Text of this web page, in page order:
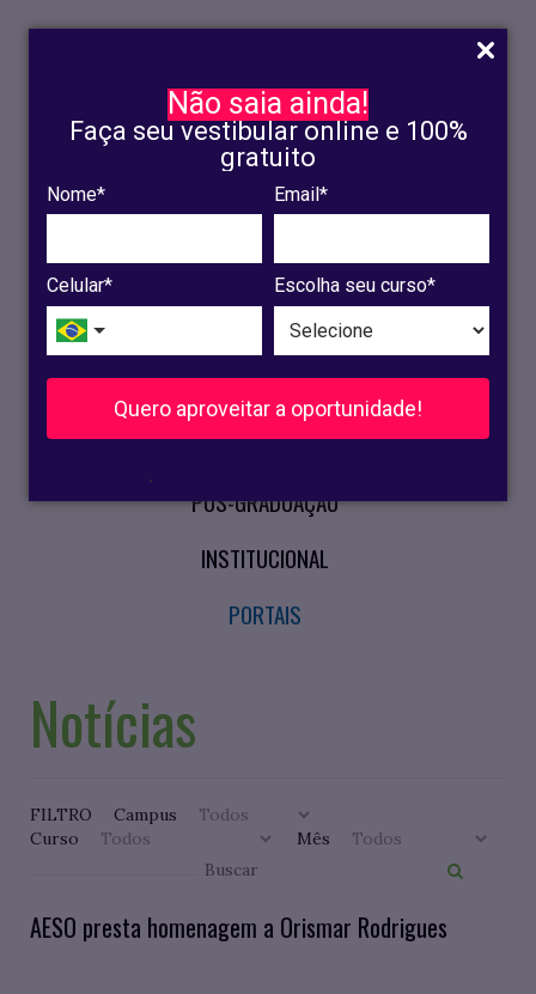
Não saia ainda!
Faça seu vestibular online e 100%
gratuito
Nome* Email*
Celular* Escolha seu curso*
Quero aproveitar a oportunidade!
.
INSCRIÇÃO
OLINDA
RECIFE
VESTIBULAR
CURSOS PRESENCIAIS
PÓS-GRADUAÇÃO
INSTITUCIONAL
PORTAIS
Notícias
FILTRO
Campus
Curso
Mês
AESO presta homenagem a Orismar Rodrigues